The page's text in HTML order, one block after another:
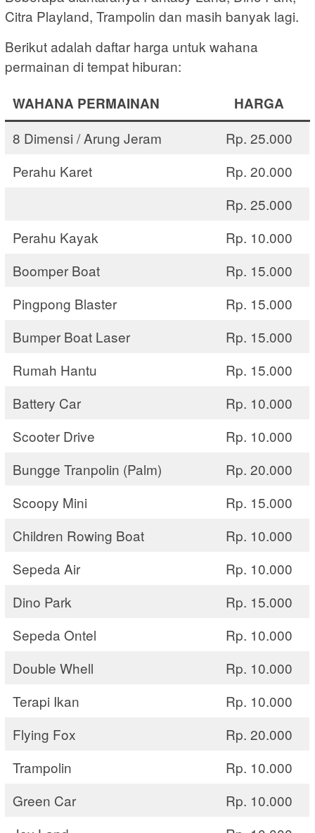
Citra Playland, Trampolin dan masih banyak lagi.
Berikut adalah daftar harga untuk wahana
permainan di tempat hiburan:
WAHANA PERMAINAN
HARGA
8 Dimensi / Arung Jeram
Rp. 25.000
Perahu Karet
Rp. 20.000
Rp. 25.000
Perahu Kayak
Rp. 10.000
Boomper Boat
Rp. 15.000
Pingpong Blaster
Rp. 15.000
Bumper Boat Laser
Rp. 15.000
Rumah Hantu
Rp. 15.000
Battery Car
Rp. 10.000
Scooter Drive
Rp. 10.000
Bungge Tranpolin (Palm)
Rp. 20.000
Scoopy Mini
Rp. 15.000
Children Rowing Boat
Rp. 10.000
Sepeda Air
Rp. 10.000
Dino Park
Rp. 15.000
Sepeda Ontel
Rp. 10.000
Double Whell
Rp. 10.000
Terapi Ikan
Rp. 10.000
Flying Fox
Rp. 20.000
Trampolin
Rp. 10.000
Green Car
Rp. 10.000